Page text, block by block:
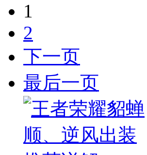
1
2
下一页
最后一页